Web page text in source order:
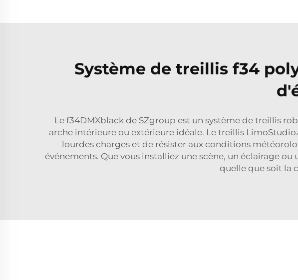
Système de treillis f34
Le f34DMXblack de SZgroup est un système de treillis
arche intérieure ou extérieure idéale. Le treillis
lourdes charges et de résister aux conditions
événements. Que vous installiez une scène, un éclairage
quelle que soit la